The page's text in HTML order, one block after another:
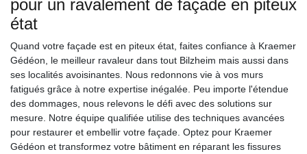
pour un ravalement de façade en piteux
état
Quand votre façade est en piteux état, faites confiance à Kraemer
Gédéon, le meilleur ravaleur dans tout Bilzheim mais aussi dans
ses localités avoisinantes. Nous redonnons vie à vos murs
fatigués grâce à notre expertise inégalée. Peu importe l'étendue
des dommages, nous relevons le défi avec des solutions sur
mesure. Notre équipe qualifiée utilise des techniques avancées
pour restaurer et embellir votre façade. Optez pour Kraemer
Gédéon et transformez votre bâtiment en réparant les fissures